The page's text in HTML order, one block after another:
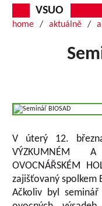
VSUO
home aktuálně
V úterý 12.
VÝZKUMNÉM A
OVOCNÁŘSKÉM
zajišťovaný spolkem
Ačkoliv byl